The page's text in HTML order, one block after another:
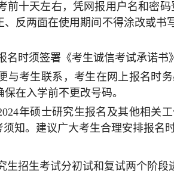
前十天左右，凭网报用户名和密
、反两面在使用期间不得涂改或
名时须签署《考生诚信考试承诺
与考生联系，考生在网上报名时
在入学前不更改号码。
年硕士研究生报名及其他相关
须知。建议广大考生合理安排报
生招生考试分初试和复试两个阶段